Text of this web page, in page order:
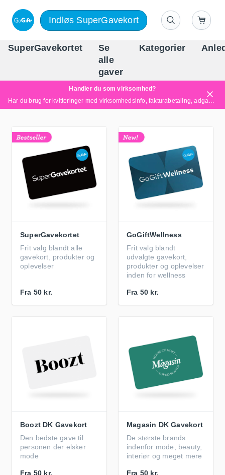
Indløs SuperGavekort
SuperGavekortet
Se
alle
gaver
Kategorier
Handler du som virksomhed?
Har du brug for kvitteringer med virksomhedsinfo, fakturabetaling, adgang for flere brugere eller skræddersyede løsninger?
SuperGavekortet
Frit valg blandt alle
gavekort, produkter og
oplevelser
Fra 50 kr.
GoGiftWellness
Frit valg blandt
udvalgte gavekort,
produkter og oplevelser
inden for wellness
Fra 50 kr.
Boozt DK Gavekort
Den bedste gave til
personen der elsker
mode
Fra 50 kr.
Magasin DK Gavekort
De største brands
indenfor mode, beauty,
interiør og meget mere
Fra 50 kr.